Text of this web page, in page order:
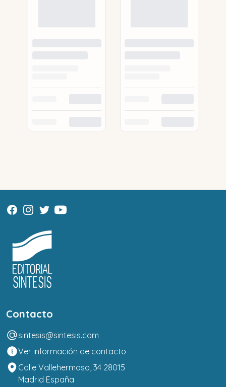
Contacto
sintesis@sintesis.com
Ver información de contacto
Calle Vallehermoso, 34 28015
Madrid España